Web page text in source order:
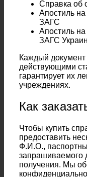
Справка об
Апостиль на
ЗАГС
Апостиль на
ЗАГС
Каждый документ
действующими
гарантирует их
учреждениях.
Как
Чтобы купить
предоставить
Ф.И.О.,
запрашиваемого
получения. Мы